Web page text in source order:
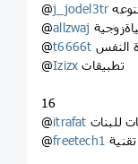
@j_jodel3tr
@allzwaj
@t6666t النفس
@Izizx تطبيقات
16
@itrafat للبنات
@freetech1 تقنية